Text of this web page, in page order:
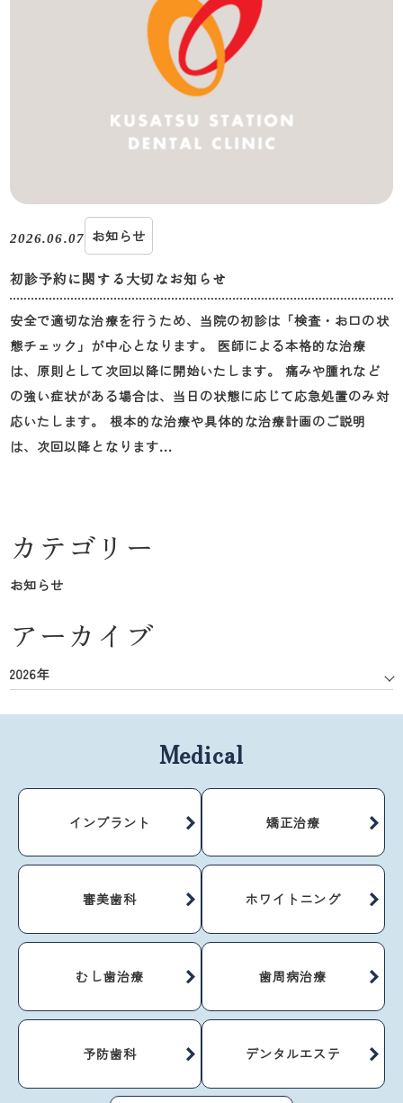
2026.06.07 お知らせ
初診予約に関する大切なお知らせ
安全で適切な治療を行うため、当院の初診は「検査・お口の状
態チェック」が中心となります。 医師による本格的な治療
は、原則として次回以降に開始いたします。 痛みや腫れなど
の強い症状がある場合は、当日の状態に応じて応急処置のみ対
応いたします。 根本的な治療や具体的な治療計画のご説明
は、次回以降となります...
カテゴリー
お知らせ
アーカイブ
2026年
Medical
インプラント 矯正治療
審美歯科 ホワイトニング
むし歯治療 歯周病治療
予防歯科 デンタルエステ